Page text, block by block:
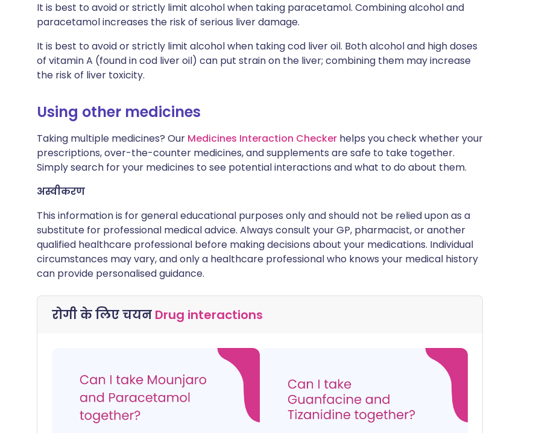
It is best to avoid or strictly limit alcohol when taking paracetamol. Combining alcohol and
paracetamol increases the risk of serious liver damage.
It is best to avoid or strictly limit alcohol when taking cod liver oil. Both alcohol and high doses
of vitamin A (found in cod liver oil) can put strain on the liver; combining them may increase
the risk of liver toxicity.
Using other medicines
Taking multiple medicines? Our Medicines Interaction Checker helps you check whether your
prescriptions, over-the-counter medicines, and supplements are safe to take together.
Simply search for your medicines to see potential interactions and what to do about them.
अस्वीकरण
This information is for general educational purposes only and should not be relied upon as a
substitute for professional medical advice. Always consult your GP, pharmacist, or another
qualified healthcare professional before making decisions about your medications. Individual
circumstances may vary, and only a healthcare professional who knows your medical history
can provide personalised guidance.
रोगी के लिए चयन Drug interactions